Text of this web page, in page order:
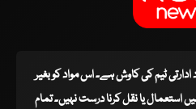
ادارتی ٹیم کی کاوش ہے۔ اس مواد کو بغیر
یا نقل کرنا درست نہیں۔ تمام